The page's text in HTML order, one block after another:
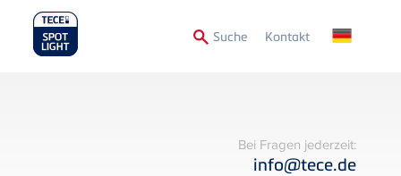
SucheSecondary
Kontakt
Bei Fragen jederzeit:
info@tece.de